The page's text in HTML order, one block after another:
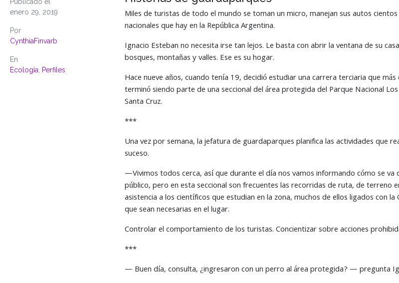
enero 29, 2019
Por
CynthiaFinvarb
En
Ecología
Perfiles
Miles de turistas de todo el mundo se toman un micro, manejan sus autos
nacionales que hay en la República Argentina.
Ignacio Esteban no necesita irse tan lejos. Le basta con abrir la ventana de su
bosques, montañas y valles. Ese es su hogar.
Hace nueve años, cuando tenía 19, decidió estudiar una carrera terciaria que
terminó siendo parte de una seccional del área protegida del Parque Nacional
Santa Cruz.
***
Una vez por semana, la jefatura de guardaparques planifica las actividades que
suceso.
—Vivimos todos cerca, así que durante el día nos vamos informando cómo se
público, pero en esta seccional son frecuentes las recorridas de ruta, de terreno
asistencia a los científicos que estudian en la zona, muchos de ellos ligados con
que sean necesarias en el lugar.
Controlar el comportamiento de los turistas. Concientizar sobre acciones
***
— Buen día, consulta, ¿ingresaron con un perro al área protegida? — pregunta